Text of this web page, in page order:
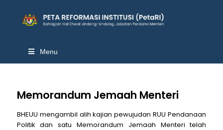
Menu
Memorandum Jemaah Menteri
BHEUU mengambil alih kajian pewujudan RUU Pendanaan
Politik dan satu Memorandum Jemaah Menteri telah